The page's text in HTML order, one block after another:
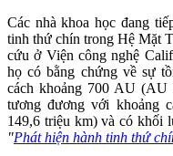
Các nhà khoa học đang
tinh thứ chín trong Hệ Mặt
cứu ở Viện công nghệ
họ có bằng chứng về sự
cách khoảng 700 AU
tương đương với khoảng
149,6 triệu km) và có khối
"Phát hiện hành tinh thứ